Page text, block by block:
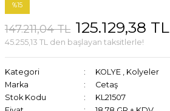
%15
147.211,04 TL 125.129,38 TL
45.255,13 TL den başlayan taksitlerle!
Kategori KOLYE , Kolyeler
Marka
Cetaş
Stok Kodu
KL21507